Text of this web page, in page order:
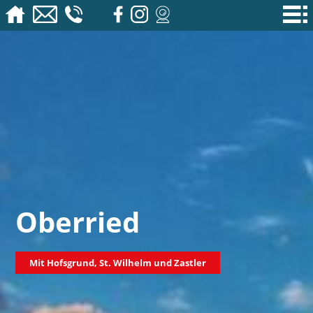
Oberried
Mit Hofsgrund, St. Wilhelm und Zastler